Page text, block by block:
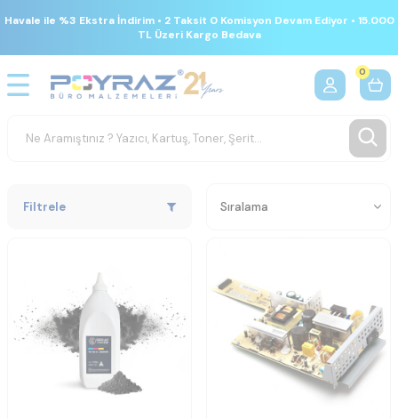
Havale ile %3 Ekstra İndirim • 2 Taksit 0 Komisyon Devam Ediyor • 15.000
TL Üzeri Kargo Bedava
0
Filtrele